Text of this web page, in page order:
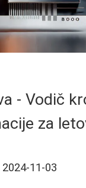
- Vodič
za
2024-11-03